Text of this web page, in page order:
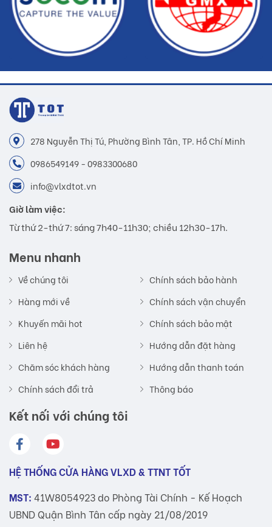
278 Nguyễn Thị Tú, Phường Bình Tân, TP. Hồ Chí Minh
0986549149 - 0983300680
info@vlxdtot.vn
Giờ làm việc:
Từ thứ 2-thứ 7: sáng 7h40-11h30; chiều 12h30-17h.
Menu nhanh
Về chúng tôi
Hàng mới về
Khuyến mãi hot
Liên hệ
Chăm sóc khách hàng
Chính sách đổi trả
Chính sách bảo hành
Chính sách vận chuyển
Chính sách bảo mật
Hướng dẫn đặt hàng
Hướng dẫn thanh toán
Thông báo
Kết nối với chúng tôi
HỆ THỐNG CỬA HÀNG VLXD & TTNT TỐT
MST: 41W8054923 do Phòng Tài Chính - Kế Hoạch
UBND Quận Bình Tân cấp ngày 21/08/2019